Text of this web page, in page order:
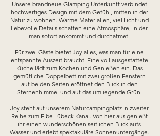
Unsere brandneue Glamping Unterkunft verbindet
hochwertiges Design mit dem Gefühl, mitten in der
Natur zu wohnen. Warme Materialien, viel Licht und
liebevolle Details schaffen eine Atmosphäre, in der
man sofort ankommt und durchatmet.
Für zwei Gäste bietet Joy alles, was man für eine
entspannte Auszeit braucht. Eine voll ausgestattete
Küche lädt zum Kochen und Genießen ein. Das
gemütliche Doppelbett mit zwei großen Fenstern
auf beiden Seiten eröffnet den Blick in den
Sternenhimmel und auf das umliegende Grün.
Joy steht auf unserem Naturcampingplatz in zweiter
Reihe zum Elbe Lübeck Kanal. Von hier aus genießt
ihr einen wunderschönen seitlichen Blick aufs
Wasser und erlebt spektakuläre Sonnenuntergänge.